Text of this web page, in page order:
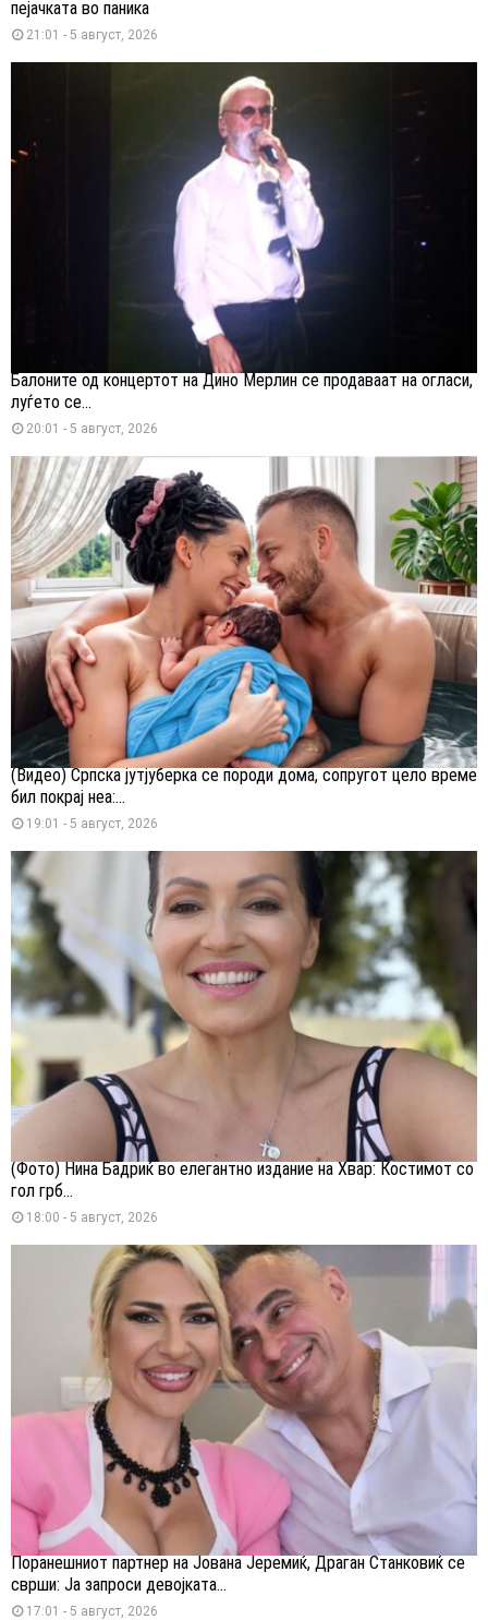
пејачката во паника
21:01 - 5 август, 2026
Балоните од концертот на Дино Мерлин се продаваат на огласи,
луѓето се...
20:01 - 5 август, 2026
(Видео) Српска јутјуберка се породи дома, сопругот цело време
бил покрај неа:...
19:01 - 5 август, 2026
(Фото) Нина Бадриќ во елегантно издание на Хвар: Костимот со
гол грб...
18:00 - 5 август, 2026
Поранешниот партнер на Јована Јеремиќ, Драган Станковиќ се
сврши: Ја запроси девојката...
17:01 - 5 август, 2026